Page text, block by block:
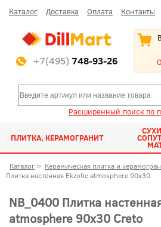
Каталог Доставка Оплата Контакты
+7(495) 748-93-26
Расширенный поиск по
ПЛИТКА, КЕРАМОГРАНИТ
Каталог > Керамическая плитка и
Плитка настенная Ekzotic atmosphere 90x30
NB_0400 Плитка
atmosphere 90x30 Creto